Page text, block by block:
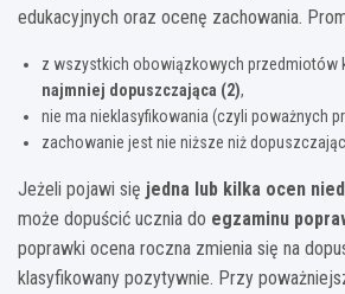
edukacyjnych oraz ocenę zachowania.
z wszystkich obowiązkowych przedmiotów
najmniej dopuszczająca (2),
nie ma nieklasyfikowania (czyli poważnych
zachowanie jest nie niższe niż
Jeżeli pojawi się jedna lub kilka ocen
może dopuścić ucznia do egzaminu
poprawki ocena roczna zmienia się na
klasyfikowany pozytywnie. Przy